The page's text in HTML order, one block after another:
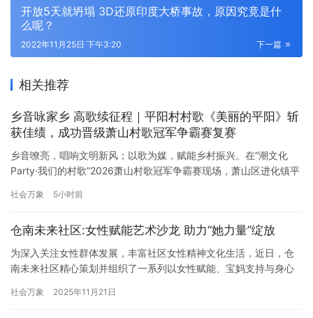
开放5天就坍塌 3D还原印度大桥事故，原因究竟是什
么呢？
下一篇
2022年11月25日 下午3:20
相关推荐
乡音咏家乡 高歌续征程｜平阳村村歌《美丽的平阳》斩
获佳绩，成功晋级萧山村歌冠军争霸赛复赛
乡音嘹亮，唱响文明新风；以歌为媒，赋能乡村振兴。在“潮文化
Party·我们的村歌”2026萧山村歌冠军争霸赛现场，萧山区进化镇平
丽的平阳》精彩登台，凭借真挚动人的演绎斩获第二名的优异成
土底蕴，巧妙融入进化青梅之乡地域特色。表演创新融合萧山方言…
社会万象 5小时前
仓南未来社区:女性赋能艺术沙龙 助力“她力量”绽放
为深入关注女性群体发展，丰富社区女性精神文化生活，近日，仓
南未来社区精心策划并组织了一系列以女性赋能、宝妈支持与身心
践，为社区女性提供一个放松身心、提升自我、交流互助的平台，
社会万象 2025年11月21日